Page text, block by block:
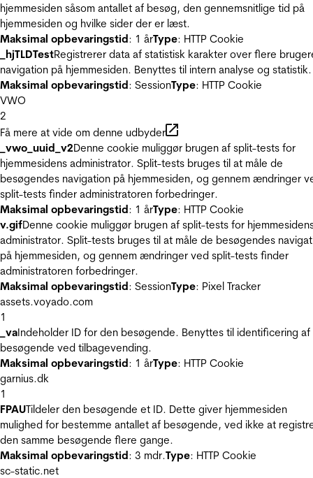
hjemmesiden såsom antallet af besøg, den gennemsnitlige tid på
hjemmesiden og hvilke sider der er læst.
Maksimal opbevaringstid: 1 årType: HTTP Cookie
_hjTLDTestRegistrerer data af statistisk karakter over flere
navigation på hjemmesiden. Benyttes til intern analyse og statistik.
Maksimal opbevaringstid: SessionType: HTTP Cookie
VWO
2
Få mere at vide om denne udbyder
_vwo_uuid_v2Denne cookie muliggør brugen af split-tests for
hjemmesidens administrator. Split-tests bruges til at måle de
besøgendes navigation på hjemmesiden, og gennem ændringer
split-tests finder administratoren forbedringer.
Maksimal opbevaringstid: 1 årType: HTTP Cookie
v.gifDenne cookie muliggør brugen af split-tests for
administrator. Split-tests bruges til at måle de besøgendes
på hjemmesiden, og gennem ændringer ved split-tests finder
administratoren forbedringer.
Maksimal opbevaringstid: SessionType: Pixel Tracker
assets.voyado.com
1
_vaIndeholder ID for den besøgende. Benyttes til identificering af
besøgende ved tilbagevending.
Maksimal opbevaringstid: 1 årType: HTTP Cookie
garnius.dk
1
FPAUTildeler den besøgende et ID. Dette giver hjemmesiden
mulighed for bestemme antallet af besøgende, ved ikke at
den samme besøgende flere gange.
Maksimal opbevaringstid: 3 mdr.Type: HTTP Cookie
sc-static.net